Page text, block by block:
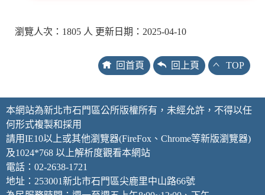
瀏覽人次：1805 人 更新日期：2025-04-10
回首頁 回上頁 TOP
本網站為新北市石門區公所版權所有，未經允許，不得以任
何形式複製和採用
請用IE10以上或其他瀏覽器(FireFox、Chrome等新版瀏覽器)
及1024*768 以上解析度觀看本網站
電話：02-2638-1721
地址：253001新北市石門區尖鹿里中山路66號